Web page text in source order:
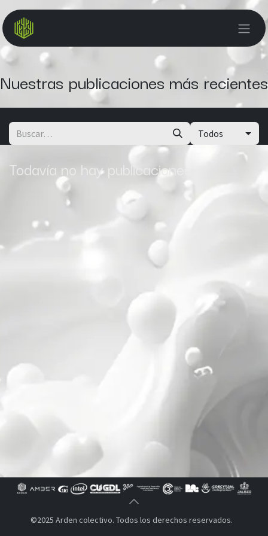
Ir al contenido
Nuestras publicaciones más recientes
Todos
Todavía no hay publicaciones.
©2025 Arden colectivo. Todos los derechos reservados.